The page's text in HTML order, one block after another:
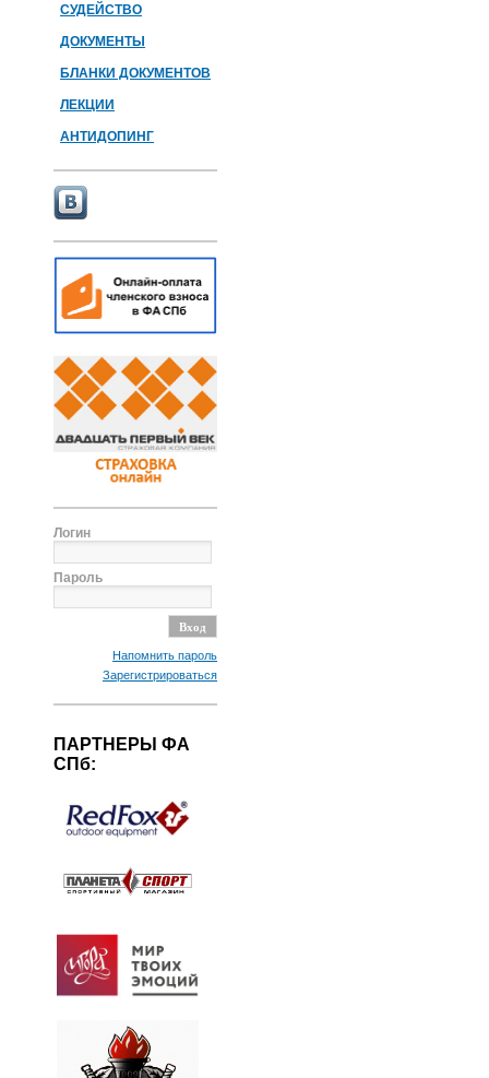
СУДЕЙСТВО
ДОКУМЕНТЫ
БЛАНКИ ДОКУМЕНТОВ
ЛЕКЦИИ
АНТИДОПИНГ
Логин
Пароль
Напомнить пароль
Зарегистрироваться
ПАРТНЕРЫ ФА
СПб: